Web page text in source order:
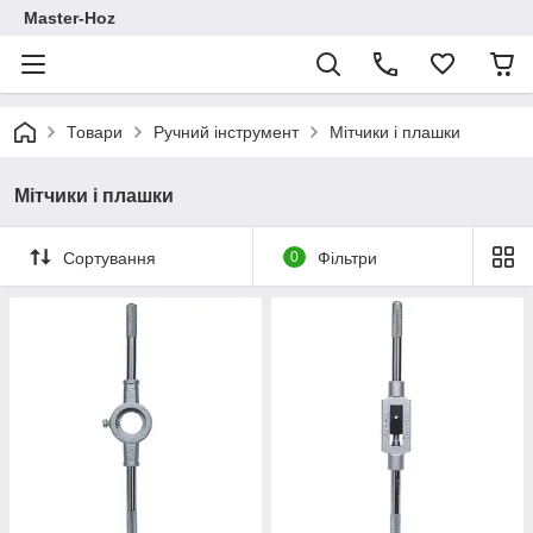
Master-Hoz
Товари Ручний інструмент Мітчики і плашки
Мітчики і плашки
Сортування 0 Фільтри